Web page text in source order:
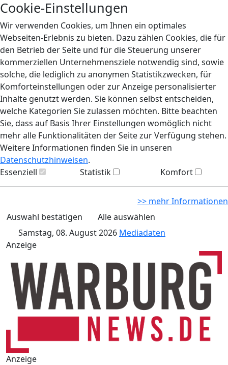
Cookie-Einstellungen
Wir verwenden Cookies, um Ihnen ein optimales
Webseiten-Erlebnis zu bieten. Dazu zählen Cookies, die für
den Betrieb der Seite und für die Steuerung unserer
kommerziellen Unternehmensziele notwendig sind, sowie
solche, die lediglich zu anonymen Statistikzwecken, für
Komforteinstellungen oder zur Anzeige personalisierter
Inhalte genutzt werden. Sie können selbst entscheiden,
welche Kategorien Sie zulassen möchten. Bitte beachten
Sie, dass auf Basis Ihrer Einstellungen womöglich nicht
mehr alle Funktionalitäten der Seite zur Verfügung stehen.
Weitere Informationen finden Sie in unseren
Datenschutzhinweisen.
Essenziell
Statistik Komfort
>> mehr Informationen
Auswahl bestätigen
Alle auswählen
Samstag, 08. August 2026 Mediadaten
Anzeige
Anzeige